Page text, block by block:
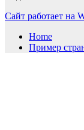
Сайт работает на
Home
Пример